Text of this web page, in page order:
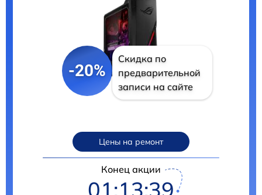
-20%
Скидка по
предварительной
записи на сайте
Цены на ремонт
Конец акции
01:13:38